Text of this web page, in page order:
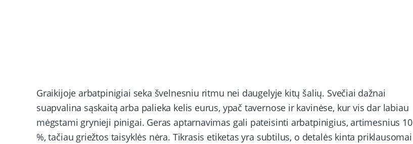
Graikijoje arbatpinigiai seka švelnesniu ritmu nei daugelyje kitų šalių. Svečiai dažnai
suapvalina sąskaitą arba palieka kelis eurus, ypač tavernose ir kavinėse, kur vis dar labiau
mėgstami grynieji pinigai. Geras aptarnavimas gali pateisinti arbatpinigius, artimesnius 10
%, tačiau griežtos taisyklės nėra. Tikrasis etiketas yra subtilus, o detalės kinta priklausomai